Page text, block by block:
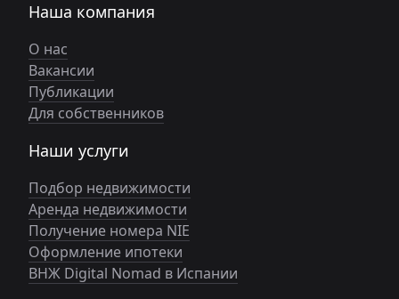
Наша компания
О нас
Вакансии
Публикации
Для собственников
Наши услуги
Подбор недвижимости
Аренда недвижимости
Получение номера NIE
Оформление ипотеки
ВНЖ Digital Nomad в Испании